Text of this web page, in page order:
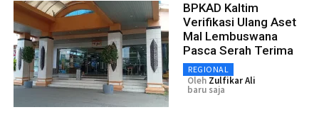
BPKAD Kaltim
Verifikasi Ulang Aset
Mal Lembuswana
Pasca Serah Terima
REGIONAL
Oleh Zulfikar Ali
baru saja